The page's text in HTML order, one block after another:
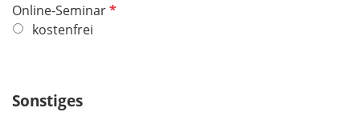
e
l
Online-SeminarP
kostenfrei
Sonstiges